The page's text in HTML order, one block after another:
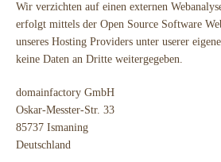
Wir verzichten auf einen externen
erfolgt mittels der Open Source Software
unseres Hosting Providers unter userer
keine Daten an Dritte weitergegeben.
domainfactory GmbH
Oskar-Messter-Str. 33
85737 Ismaning
Deutschland